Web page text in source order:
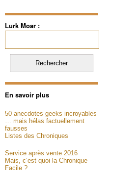
Lurk Moar :
En savoir plus
50 anecdotes geeks incroyables
… mais hélas factuellement
fausses
Listes des Chroniques
Service après vente 2016
Mais, c’est quoi la Chronique
Facile ?